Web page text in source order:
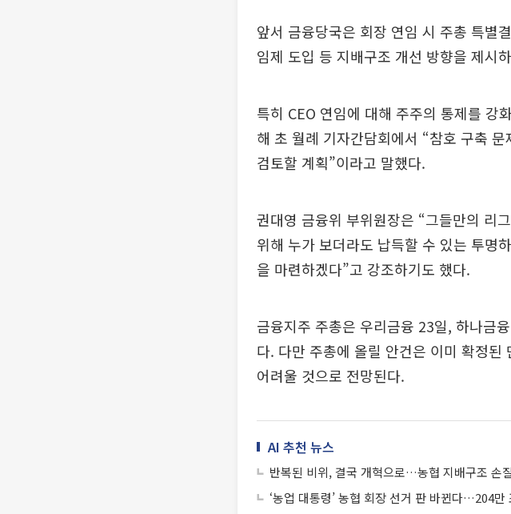
앞서 금융당국은 회장 연임 시 주총 특별
임제 도입 등 지배구조 개선 방향을 제시
특히 CEO 연임에 대해 주주의 통제를 강
해 초 월례 기자간담회에서 “참호 구축
검토할 계획”이라고 말했다.
권대영 금융위 부위원장은 “그들만의 리
위해 누가 보더라도 납득할 수 있는 투명
을 마련하겠다”고 강조하기도 했다.
금융지주 주총은 우리금융 23일, 하나금
다. 다만 주총에 올릴 안건은 이미 확정
어려울 것으로 전망된다.
AI 추천 뉴스
반복된 비위, 결국 개혁으로…농협 지배구조 손
‘농업 대통령’ 농협 회장 선거 판 바뀐다…204만